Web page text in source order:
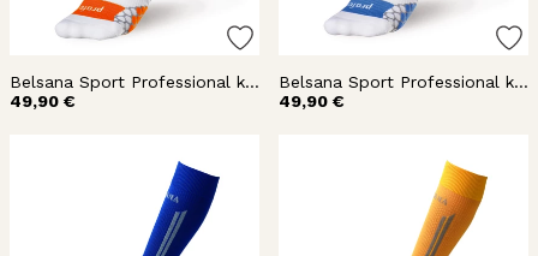
Belsana Sport Professional kompressiosukka nilkka
49,90 €
Belsana Sport Professional kompressiosukka nilkka
49,90 €